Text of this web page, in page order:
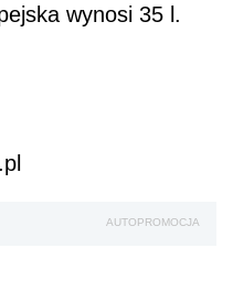
wynosi 35 l.
AUTOPROMOCJA